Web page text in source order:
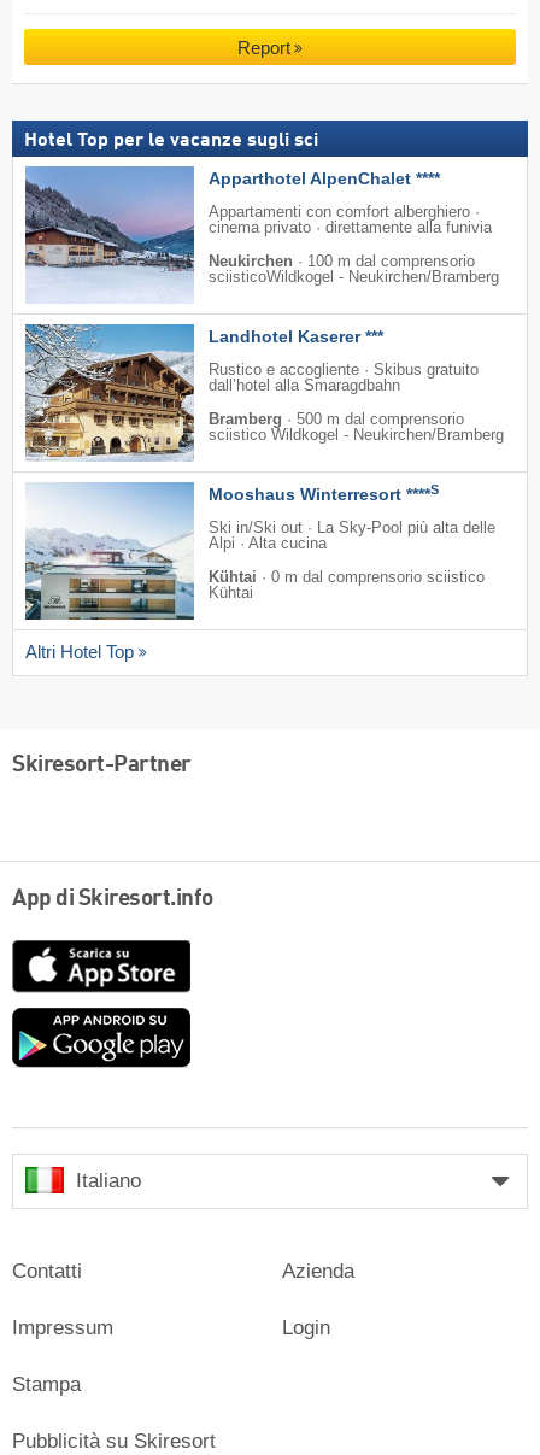
Report
Hotel Top per le vacanze sugli sci
Apparthotel AlpenChalet ****
Appartamenti con comfort alberghiero ·
cinema privato · direttamente alla funivia
Neukirchen · 100 m dal comprensorio
sciisticoWildkogel - Neukirchen/​Bramberg
Landhotel Kaserer ***
Rustico e accogliente · Skibus gratuito
dall’hotel alla Smaragdbahn
Bramberg · 500 m dal comprensorio
sciistico Wildkogel - Neukirchen/​Bramberg
Mooshaus Winterresort ****S
Ski in/Ski out · La Sky-Pool più alta delle
Alpi · Alta cucina
Kühtai · 0 m dal comprensorio sciistico
Kühtai
Altri Hotel Top
Skiresort-Partner
App di Skiresort.info
Google
Italiano
Contatti
Impressum
Stampa
Azienda
Login
Pubblicità su Skiresort